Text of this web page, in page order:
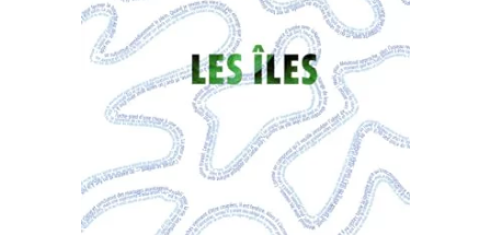
Livres les plus recommandés
Prix littéraires